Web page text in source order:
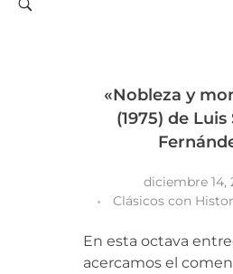
«Nobleza y
(1975) de Luis
diciembre 14,
Clásicos con
En esta octava
acercamos el